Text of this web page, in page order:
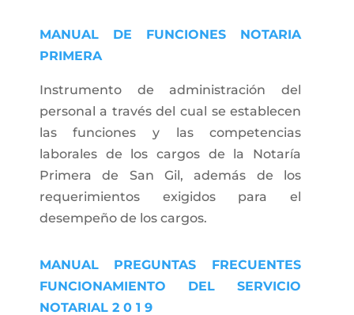
MANUAL DE FUNCIONES NOTARIA
PRIMERA
Instrumento de administración del
personal a través del cual se establecen
las funciones y las competencias
laborales de los cargos de la Notaría
Primera de San Gil, además de los
requerimientos exigidos para el
desempeño de los cargos.
MANUAL PREGUNTAS FRECUENTES
FUNCIONAMIENTO DEL SERVICIO
NOTARIAL 2 0 1 9